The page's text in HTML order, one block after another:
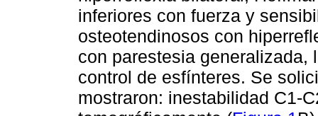
inferiores con fuerza y
osteotendinosos con
con parestesia generalizada,
control de esfínteres. Se
mostraron: inestabilidad C1-